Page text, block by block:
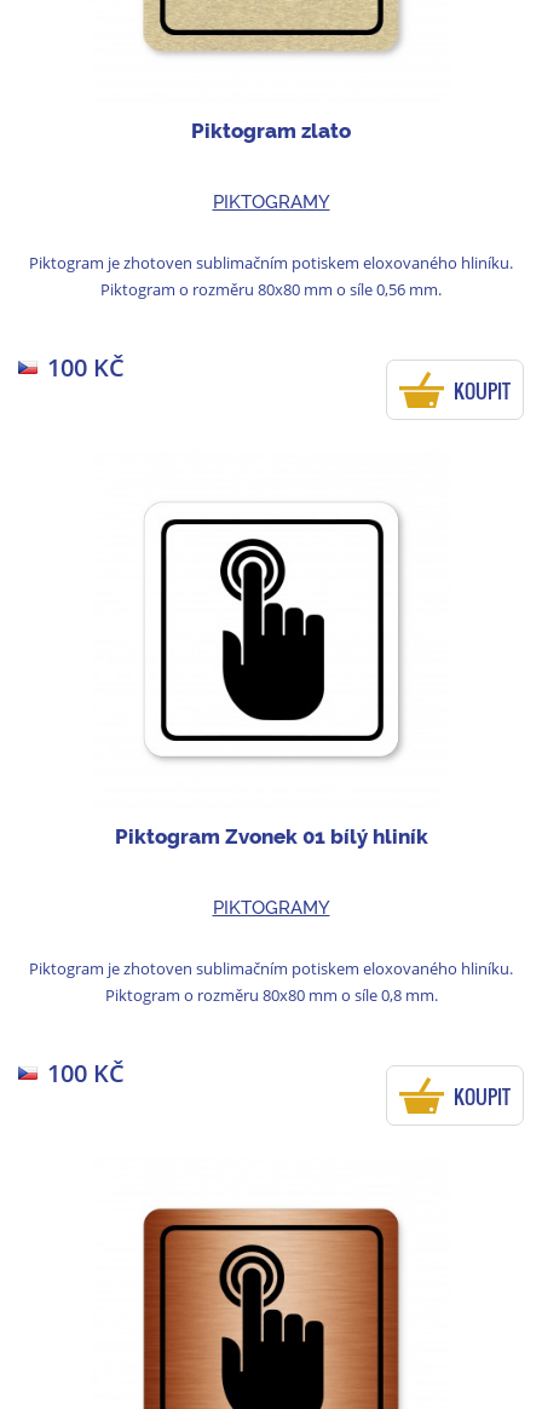
Piktogram zlato
PIKTOGRAMY
Piktogram je zhotoven sublimačním potiskem eloxovaného hliníku.
Piktogram o rozměru 80x80 mm o síle 0,56 mm.
100 KČ
KOUPIT
Piktogram Zvonek 01 bílý hliník
PIKTOGRAMY
Piktogram je zhotoven sublimačním potiskem eloxovaného hliníku.
Piktogram o rozměru 80x80 mm o síle 0,8 mm.
100 KČ
KOUPIT